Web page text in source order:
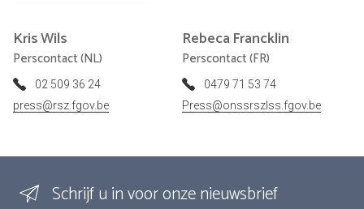
KrisWils
Perscontact (NL)
02 509 36 24
press@rsz.fgov.be
Rebeca Francklin
Perscontact (FR)
0479 71 53 74
Press@onssrszlss.fgov.be
Schrijf u in voor onze nieuwsbrief